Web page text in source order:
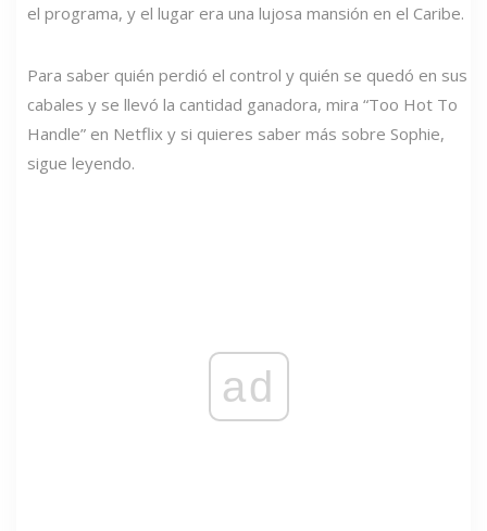
el programa, y ​​el lugar era una lujosa mansión en el Caribe.
Para saber quién perdió el control y quién se quedó en sus
cabales y se llevó la cantidad ganadora, mira “Too Hot To
Handle” en Netflix y si quieres saber más sobre Sophie,
sigue leyendo.
ad